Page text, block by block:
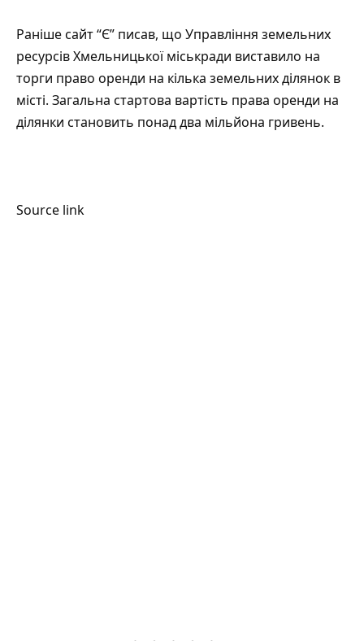
Раніше сайт “Є” писав, що Управління земельних
ресурсів Хмельницької міськради виставило на
торги право оренди на кілька земельних ділянок в
місті. Загальна стартова вартість права оренди на
ділянки становить понад два мільйона гривень.
Source link